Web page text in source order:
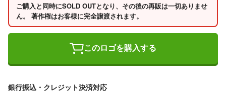
ご購入と同時にSOLD OUTとなり、その後の再販は一切ありませ
ん。 著作権はお客様に完全譲渡されます。
このロゴを購入する
銀行振込・クレジット決済対応